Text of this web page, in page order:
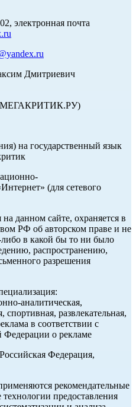
электронная почта
Дмитриевич
на государственный язык
(для сетевого
данном сайте, охраняется в
РФ об авторском праве и не
в какой бы то ни было
распространению,
разрешения
аналитическая,
спортивная, развлекательная,
в соответствии с
Федерации о рекламе
Федерация,
рекомендательные
предоставления